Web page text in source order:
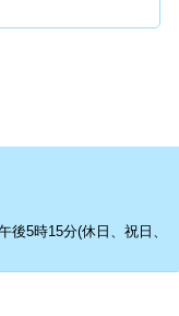
後5時15分(休日、祝日、